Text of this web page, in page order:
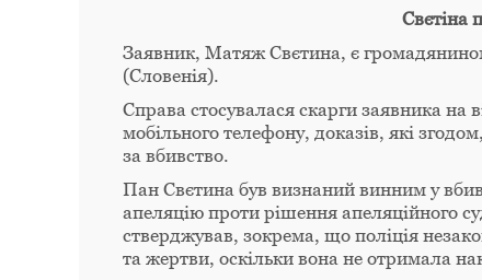
Свєтіна
Заявник, Матяж Свєтина, є
(Словенія).
Справа стосувалася скарги заявника на
мобільного телефону, доказів, які
за вбивство.
Пан Свєтина був визнаний винним у
апеляцію проти рішення апеляційного
стверджував, зокрема, що поліція
та жертви, оскільки вона не отримала